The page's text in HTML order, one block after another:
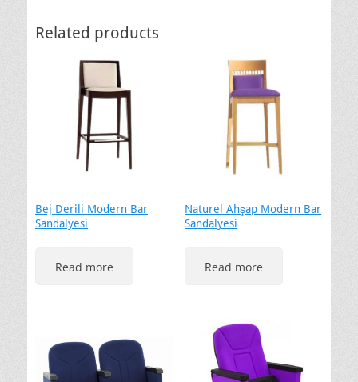
Related products
Bej Derili Modern Bar
Sandalyesi
Read more
Naturel Ahşap Modern Bar
Sandalyesi
Read more